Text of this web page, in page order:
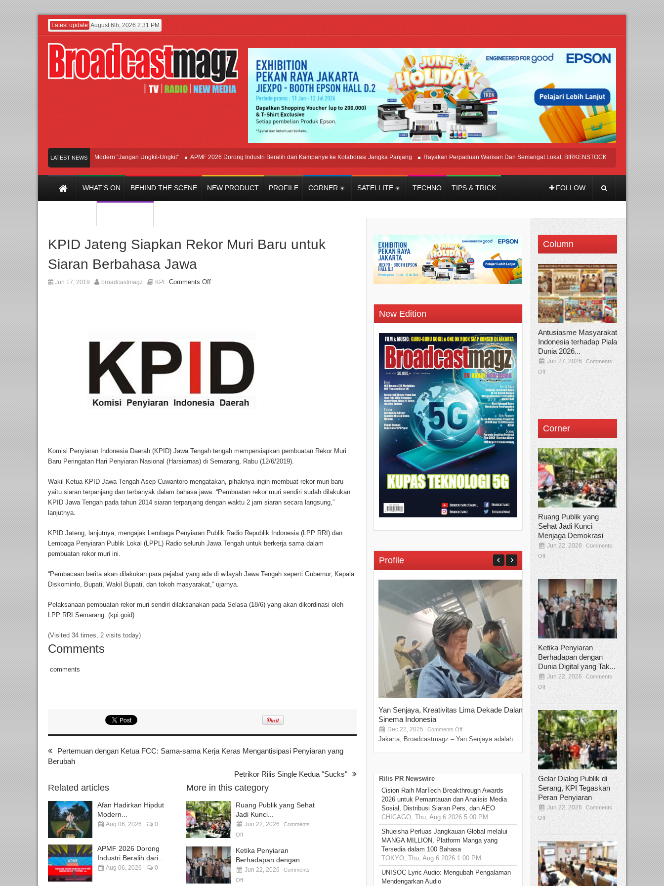
Latest update August 6th, 2026 2:31 PM
LATEST NEWS
Afan Hadirkan Hipdut Modern “Jangan Ungkit-Ungkit” APMF 2026 Dorong Industri Beralih dari Kampanye ke Kolaborasi Jangka Panjang Rayakan Perpaduan Warisan Dan Semangat Lokal, BIRKENSTOCK INDONESIA Membuka
WHAT’S ON BEHIND THE SCENE NEW PRODUCT PROFILE CORNER SATELLITE TECHNO TIPS & TRICK FOLLOW
KPID Jateng Siapkan Rekor Muri Baru untuk
Siaran Berbahasa Jawa
Jun 17, 2019 broadcastmagz KPI Comments Off
Komisi Penyiaran Indonesia Daerah (KPID) Jawa Tengah tengah mempersiapkan pembuatan Rekor Muri
Baru Peringatan Hari Penyiaran Nasional (Harsiarnas) di Semarang, Rabu (12/6/2019).
Wakil Ketua KPID Jawa Tengah Asep Cuwantoro mengatakan, pihaknya ingin membuat rekor muri baru
yaitu siaran terpanjang dan terbanyak dalam bahasa jawa. “Pembuatan rekor muri sendiri sudah dilakukan
KPID Jawa Tengah pada tahun 2014 siaran terpanjang dengan waktu 2 jam siaran secara langsung,”
lanjutnya.
KPID Jateng, lanjutnya, mengajak Lembaga Penyiaran Publik Radio Republik Indonesia (LPP RRI) dan
Lembaga Penyiaran Publik Lokal (LPPL) Radio seluruh Jawa Tengah untuk berkerja sama dalam
pembuatan rekor muri ini.
“Pembacaan berita akan dilakukan para pejabat yang ada di wilayah Jawa Tengah seperti Gubernur, Kepala
Diskominfo, Bupati, Wakil Bupati, dan tokoh masyarakat,” ujarnya.
Pelaksanaan pembuatan rekor muri sendiri dilaksanakan pada Selasa (18/6) yang akan dikordinasi oleh
LPP RRI Semarang. (kpi.goid)
(Visited 34 times, 2 visits today)
Comments
comments
Pertemuan dengan Ketua FCC: Sama-sama Kerja Keras Mengantisipasi Penyiaran yang
Berubah
Petrikor Rilis Single Kedua "Sucks"
Related articles
Afan Hadirkan Hipdut
Modern...
Aug 06, 2026 0
APMF 2026 Dorong
Industri Beralih dari...
Aug 06, 2026 0
More in this category
Ruang Publik yang Sehat
Jadi Kunci...
Jun 22, 2026
Comments
Off
Ketika Penyiaran
Berhadapan dengan...
Jun 22, 2026
Comments
Off
New Edition
Profile
Yan Senjaya, Kreativitas Lima Dekade Dalam
Sinema Indonesia
Dec 22, 2025 Comments Off
Jakarta, Broadcastmagz – Yan Senjaya adalah...
Tamee Irelly Menjadi Juri Open
Film Terbaru...
Sep 08, 2025 Comments Off
Bekasi, Broadcastmagz – Dalam upaya
talenta...
Rilis PR Newswire
Cision Raih MarTech Breakthrough Awards
2026 untuk Pemantauan dan Analisis Media
Sosial, Distribusi Siaran Pers, dan AEO
CHICAGO, Thu, Aug 6 2026 5:00 PM
Shueisha Perluas Jangkauan Global melalui
MANGA MILLION, Platform Manga yang
Tersedia dalam 100 Bahasa
TOKYO, Thu, Aug 6 2026 1:00 PM
UNISOC Lyric Audio: Mengubah Pengalaman
Mendengarkan Audio
Column
Antusiasme Masyarakat
Indonesia terhadap Piala
Dunia 2026...
Jun 27, 2026
Comments
Off
Corner
Ruang Publik yang
Sehat Jadi Kunci
Menjaga Demokrasi
Jun 22, 2026
Comments
Off
Ketika Penyiaran
Berhadapan dengan
Dunia Digital yang Tak...
Jun 22, 2026
Comments
Off
Gelar Dialog Publik di
Serang, KPI Tegaskan
Peran Penyiaran
Jun 22, 2026
Comments
Off